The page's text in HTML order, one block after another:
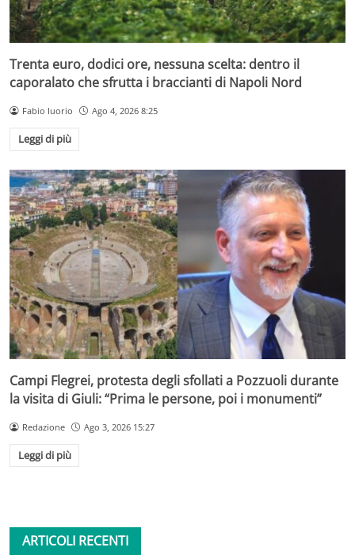
Trenta euro, dodici ore, nessuna scelta: dentro il
caporalato che sfrutta i braccianti di Napoli Nord
Fabio Iuorio Ago 4, 2026 8:25
Leggi di più
Campi Flegrei, protesta degli sfollati a Pozzuoli durante
la visita di Giuli: “Prima le persone, poi i monumenti”
Redazione Ago 3, 2026 15:27
Leggi di più
ARTICOLI RECENTI